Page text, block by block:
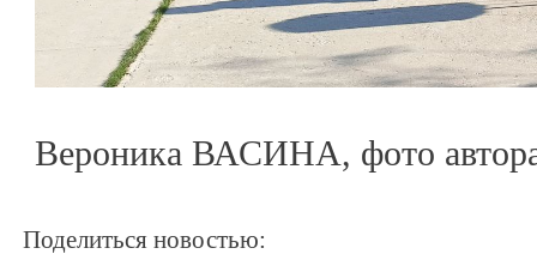
Вероника ВАСИНА, фото
Поделиться новостью: